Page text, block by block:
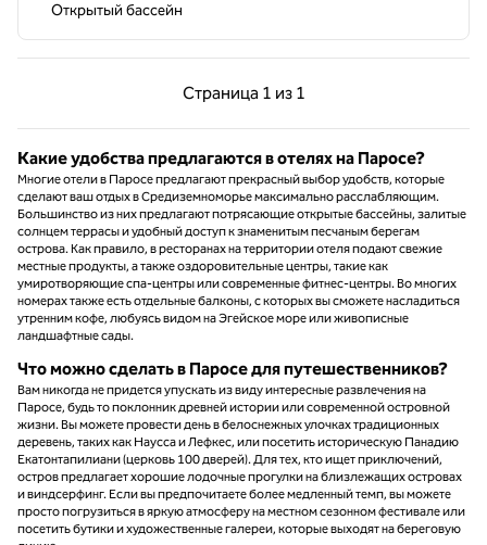
Открытый бассейн
Страница 1 из 1
Предыдущая страница, 1 из 1
Страница 1 из 1
Какие удобства предлагаются в отелях на Паросе?
Многие отели в Паросе предлагают прекрасный выбор удобств, которые
сделают ваш отдых в Средиземноморье максимально расслабляющим.
Большинство из них предлагают потрясающие открытые бассейны, залитые
солнцем террасы и удобный доступ к знаменитым песчаным берегам
острова. Как правило, в ресторанах на территории отеля подают свежие
местные продукты, а также оздоровительные центры, такие как
умиротворяющие спа-центры или современные фитнес-центры. Во многих
номерах также есть отдельные балконы, с которых вы сможете насладиться
утренним кофе, любуясь видом на Эгейское море или живописные
ландшафтные сады.
Что можно сделать в Паросе для путешественников?
Вам никогда не придется упускать из виду интересные развлечения на
Паросе, будь то поклонник древней истории или современной островной
жизни. Вы можете провести день в белоснежных улочках традиционных
деревень, таких как Наусса и Лефкес, или посетить историческую Панадию
Екатонтапилиани (церковь 100 дверей). Для тех, кто ищет приключений,
остров предлагает хорошие лодочные прогулки на близлежащих островах
и виндсерфинг. Если вы предпочитаете более медленный темп, вы можете
просто погрузиться в яркую атмосферу на местном сезонном фестивале или
посетить бутики и художественные галереи, которые выходят на береговую